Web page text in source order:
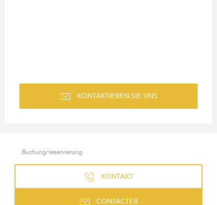
KONTAKTIEREN SIE UNS
Buchung/reservierung
KONTAKT
CONTACTER